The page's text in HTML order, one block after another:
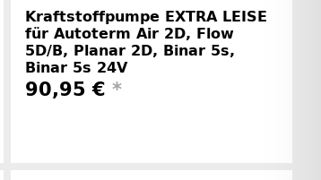
Kraftstoffpumpe EXTRA LEISE
für Autoterm Air 2D, Flow
5D/B, Planar 2D, Binar 5s,
Binar 5s 24V
90,95 € *